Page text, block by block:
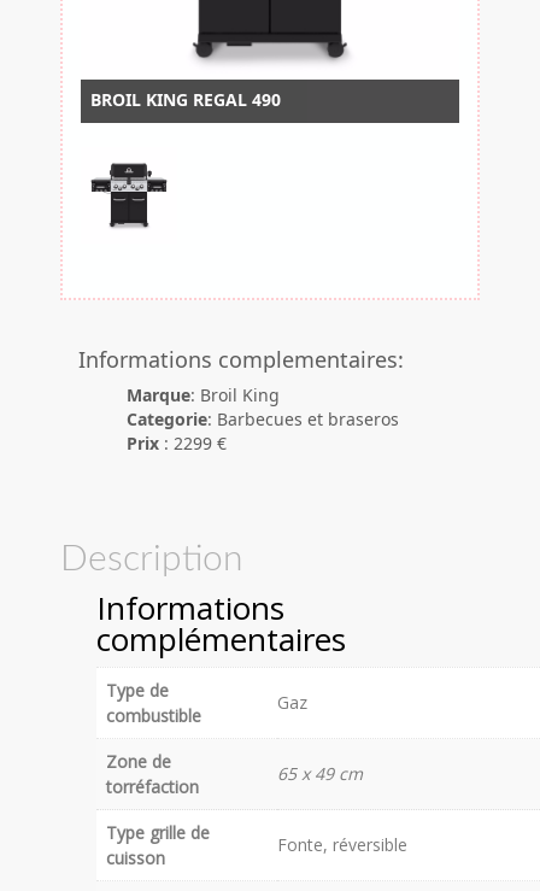
BROIL KING REGAL 490
Informations complementaires:
Marque: Broil King
Categorie: Barbecues et braseros
Prix : 2299 €
Description
Informations
complémentaires
Type de
combustible
Gaz
Zone de
torréfaction
65 x 49 cm
Type grille de
cuisson
Fonte, réversible